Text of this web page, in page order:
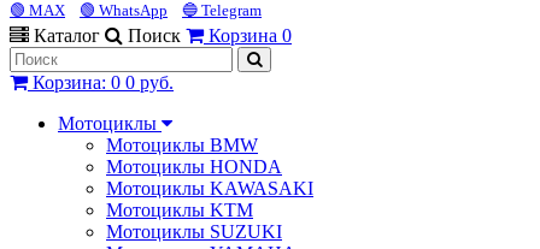
🟢 MAX 🟢 WhatsApp 🔵 Telegram
Каталог Поиск Корзина 0
Корзина: 0 0 руб.
Мотоциклы
Мотоциклы BMW
Мотоциклы HONDA
Мотоциклы KAWASAKI
Мотоциклы KTM
Мотоциклы SUZUKI